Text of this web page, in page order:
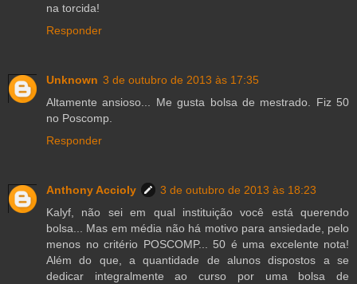
na torcida!
Responder
Unknown 3 de outubro de 2013 às 17:35
Altamente ansioso... Me gusta bolsa de mestrado. Fiz 50
no Poscomp.
Responder
Anthony Accioly
3 de outubro de 2013 às 18:23
Kalyf, não sei em qual instituição você está querendo
bolsa... Mas em média não há motivo para ansiedade, pelo
menos no critério POSCOMP... 50 é uma excelente nota!
Além do que, a quantidade de alunos dispostos a se
dedicar integralmente ao curso por uma bolsa de